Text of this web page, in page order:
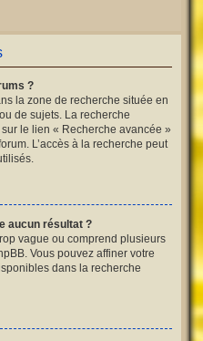
?
la zone de recherche située en
de sujets. La recherche
le lien « Recherche avancée »
L’accès à la recherche peut
aucun résultat ?
vague ou comprend plusieurs
Vous pouvez affiner votre
dans la recherche